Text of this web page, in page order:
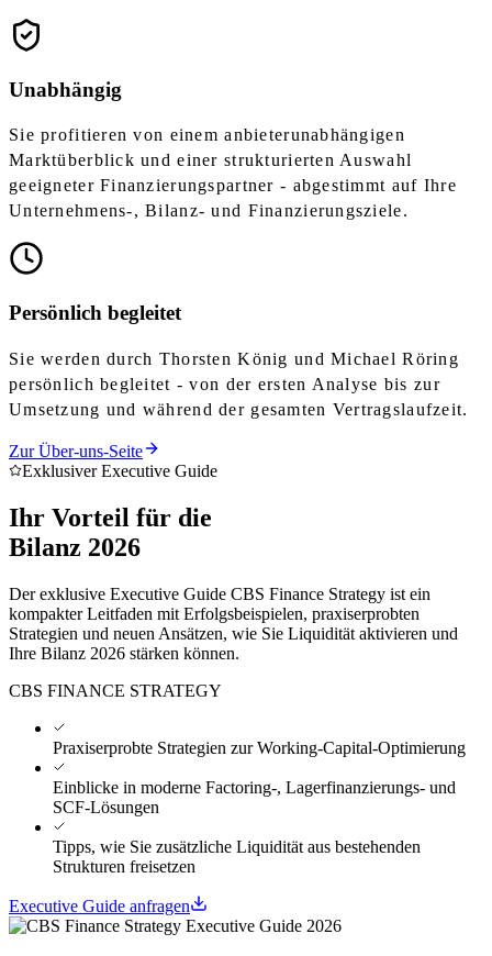
Unabhängig
Sie profitieren von einem anbieterunabhängigen
Marktüberblick und einer strukturierten Auswahl
geeigneter Finanzierungspartner - abgestimmt auf Ihre
Unternehmens-, Bilanz- und Finanzierungsziele.
Persönlich begleitet
Sie werden durch Thorsten König und Michael Röring
persönlich begleitet - von der ersten Analyse bis zur
Umsetzung und während der gesamten Vertragslaufzeit.
Zur Über-uns-Seite
Exklusiver Executive Guide
Ihr Vorteil für die
Bilanz 2026
Der exklusive Executive Guide CBS Finance Strategy ist ein
kompakter Leitfaden mit Erfolgsbeispielen, praxiserprobten
Strategien und neuen Ansätzen, wie Sie Liquidität aktivieren und
Ihre Bilanz 2026 stärken können.
CBS FINANCE STRATEGY
Praxiserprobte Strategien zur Working-Capital-Optimierung
Einblicke in moderne Factoring-, Lagerfinanzierungs- und
SCF-Lösungen
Tipps, wie Sie zusätzliche Liquidität aus bestehenden
Strukturen freisetzen
Executive Guide anfragen